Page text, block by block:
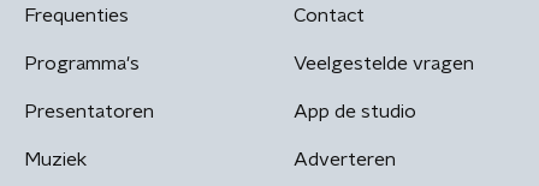
Frequenties
Programma's
Presentatoren
Muziek
Contact
Veelgestelde vragen
App de studio
Adverteren